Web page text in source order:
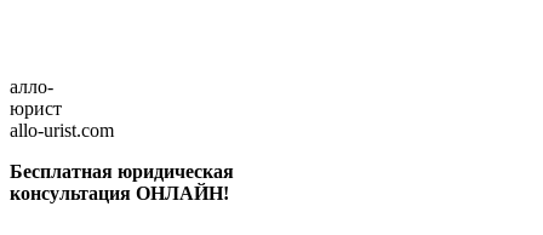
алло-
юрист
allo-urist.com
Бесплатная юридическая
консультация ОНЛАЙН!